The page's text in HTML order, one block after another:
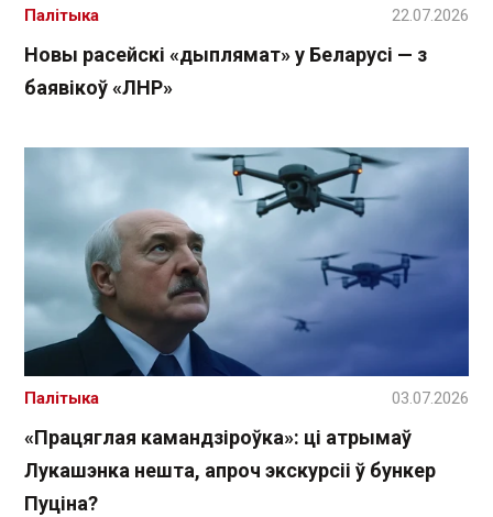
Новы расейскі «дыплямат» у Беларусі — з
баявікоў «ЛНР»
Палітыка 22.07.2026
«Працяглая камандзіроўка»: ці атрымаў
Лукашэнка нешта, апроч экскурсіі ў бункер
Пуціна?
Палітыка 03.07.2026